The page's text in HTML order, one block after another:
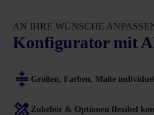
AN IHRE WÜNSCHE
Konfigurator mit
Größen, Farben, Maße
Zubehör & Optionen flexibel